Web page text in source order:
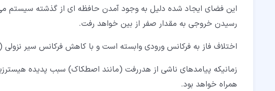
این فضای ایجاد شده دلیل به وجود آمدن حافظه ای از گذشته سیستم
رسیدن خروجی به مقدار صفر از بین خواهد رفت.
اختلاف فاز به فرکانس ورودی وابسته است و با کاهش فرکانس سیر
زمانیکه پیامدهای ناشی از هدررفت (مانند اصطکاک) سبب پدیده
همراه خواهد بود.